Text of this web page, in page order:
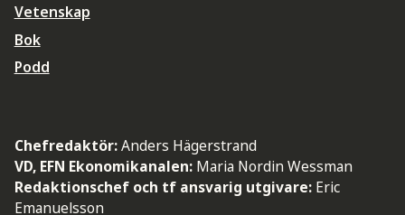
Vetenskap
Bok
Podd
Chefredaktör:Anders Hägerstrand
VD, EFN Ekonomikanalen: Maria Nordin Wessman
Redaktionschef och tf ansvarig utgivare: Eric
Emanuelsson